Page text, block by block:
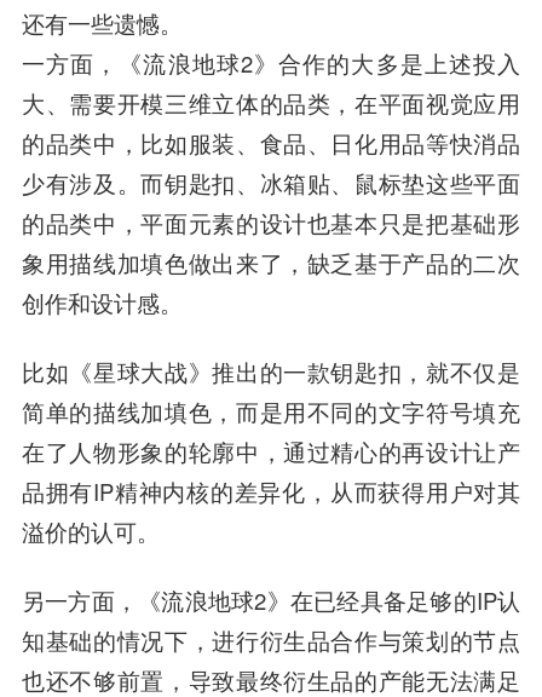
还有一些遗憾。
一方面，《流浪地球2》合作的大多是上述投入
大、需要开模三维立体的品类，在平面视觉应用
的品类中，比如服装、食品、日化用品等快消品
少有涉及。而钥匙扣、冰箱贴、鼠标垫这些平面
的品类中，平面元素的设计也基本只是把基础形
象用描线加填色做出来了，缺乏基于产品的二次
创作和设计感。
比如《星球大战》推出的一款钥匙扣，就不仅是
简单的描线加填色，而是用不同的文字符号填充
在了人物形象的轮廓中，通过精心的再设计让产
品拥有IP精神内核的差异化，从而获得用户对其
溢价的认可。
另一方面，《流浪地球2》在已经具备足够的IP认
知基础的情况下，进行衍生品合作与策划的节点
也还不够前置，导致最终衍生品的产能无法满足